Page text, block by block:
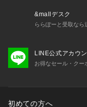
&mallデスク
ららぽーと受取なら
LINE公式アカウン
お得なセール・クー
初めての方へ